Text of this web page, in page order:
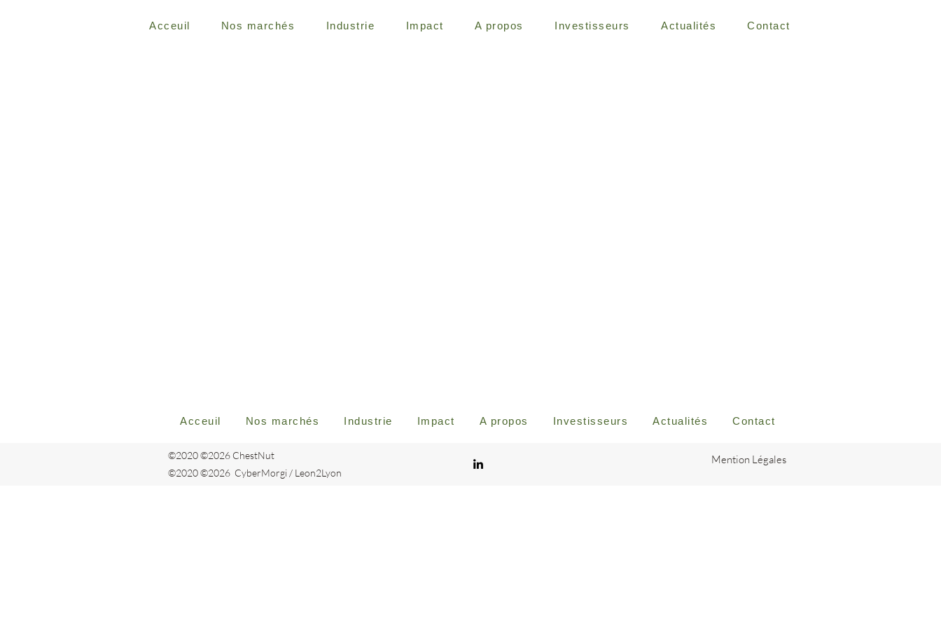
Acceuil Nos marchés Industrie Impact A propos Investisseurs Actualités Contact
Acceuil Nos marchés Industrie Impact A propos Investisseurs Actualités Contact
©2020 ©2026 ChestNut
©2020 ©2026 CyberMorgi / Leon2Lyon
Mention Légales